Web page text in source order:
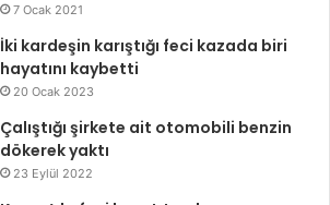
7 Ocak 2021
İki kardeşin karıştığı feci kazada biri
hayatını kaybetti
20 Ocak 2023
Çalıştığı şirkete ait otomobili benzin
dökerek yaktı
23 Eylül 2022